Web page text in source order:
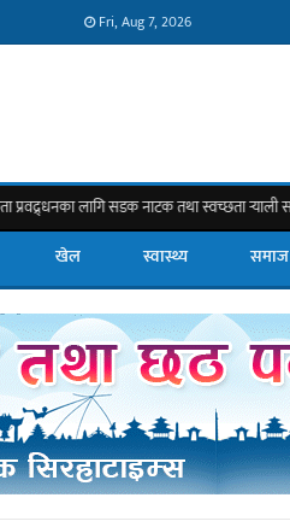
Fri, Aug 7, 2026
लागि सडक नाटक तथा स्वच्छता र्‍याली सम्पन्न
खेल स्वास्थ्य समाज